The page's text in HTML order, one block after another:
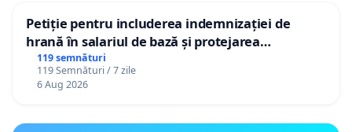
Petiție pentru includerea indemnizației de
hrană în salariul de bază și protejarea
gradațiilor de vechime pentru asistenții
personali
119 semnături
119 Semnături / 7 zile
6 Aug 2026